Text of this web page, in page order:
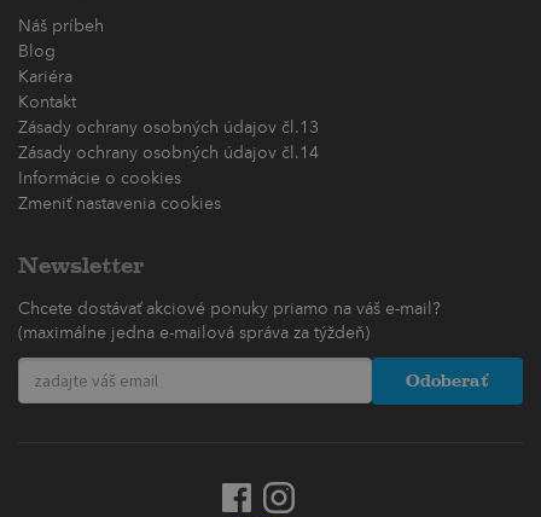
Náš príbeh
Blog
Kariéra
Kontakt
Zásady ochrany osobných údajov čl.13
Zásady ochrany osobných údajov čl.14
Informácie o cookies
Zmeniť nastavenia cookies
Newsletter
Chcete dostávať akciové ponuky priamo na váš e-mail?
(maximálne jedna e-mailová správa za týždeň)
Odoberať